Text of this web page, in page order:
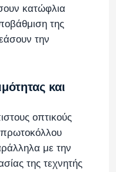
κατώφλια
της
την
και
οπτικούς
με την
της τεχνητής